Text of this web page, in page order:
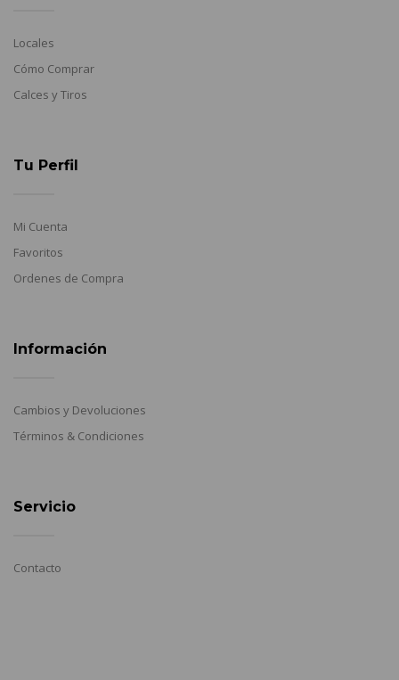
Locales
Cómo Comprar
Calces y Tiros
Tu Perfil
Mi Cuenta
Favoritos
Ordenes de Compra
Información
Cambios y Devoluciones
Términos & Condiciones
Servicio
Contacto